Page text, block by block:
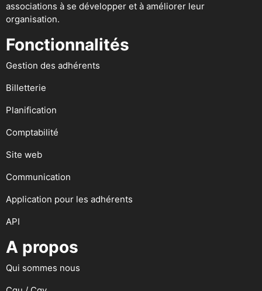
associations à se développer et à améliorer leur
organisation.
Fonctionnalités
Gestion des adhérents
Billetterie
Planification
Comptabilité
Site web
Communication
Application pour les adhérents
API
A propos
Qui sommes nous